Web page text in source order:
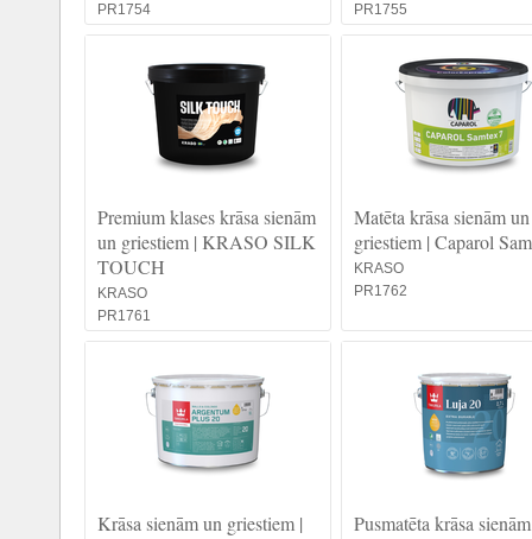
PR1754
PR1755
Premium klases krāsa sienām
un griestiem | KRASO SILK
TOUCH
KRASO
PR1761
Matēta krāsa sienām un
griestiem | Caparol
KRASO
PR1762
Krāsa sienām un griestiem |
Pusmatēta krāsa